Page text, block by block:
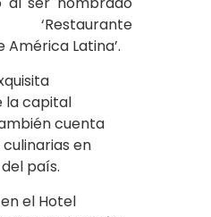
Latina’.
la capital
cuenta
en
país.
el Hotel